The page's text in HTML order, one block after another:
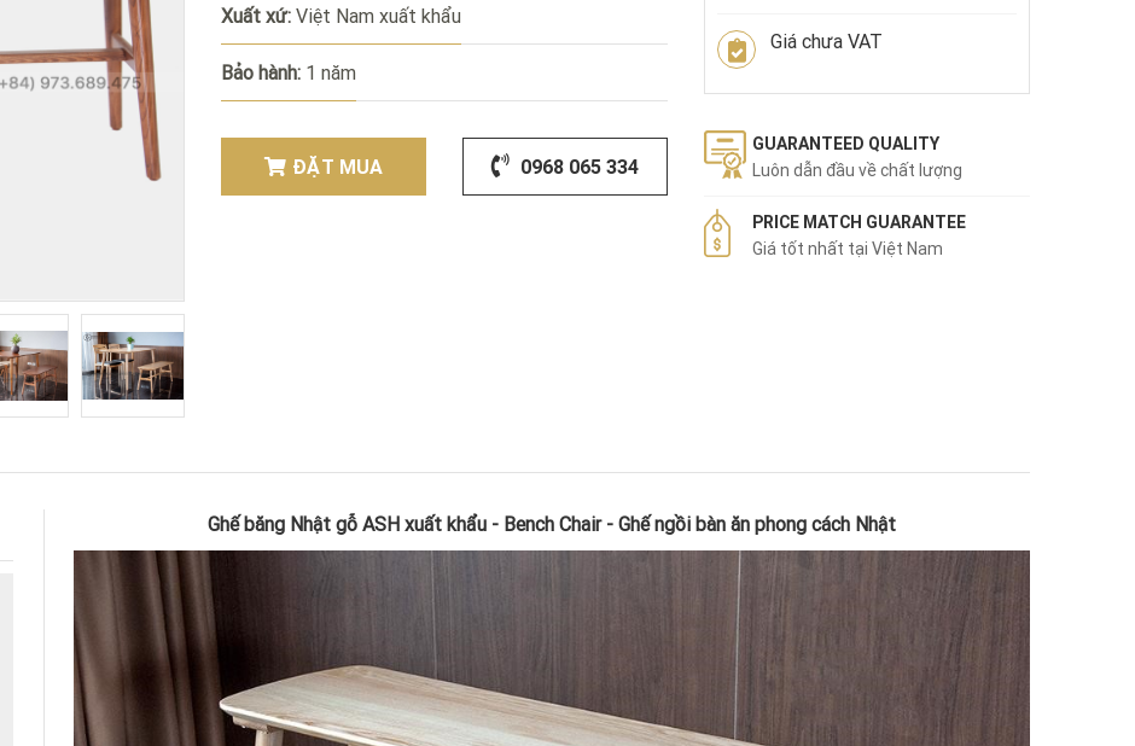
Xuất xứ: Việt Nam xuất khẩu
Bảo hành: 1 năm
ĐẶT MUA 0968 065 334
Giá chưa VAT
GUARANTEED QUALITY
Luôn dẫn đầu về chất lượng
PRICE MATCH GUARANTEE
Giá tốt nhất tại Việt Nam
Ghế băng Nhật gỗ ASH xuất khẩu - Bench Chair - Ghế ngồi bàn ăn phong cách Nhật